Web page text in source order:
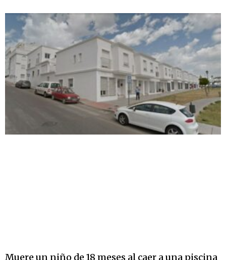
Muere un niño de 18 meses al caer a una piscina